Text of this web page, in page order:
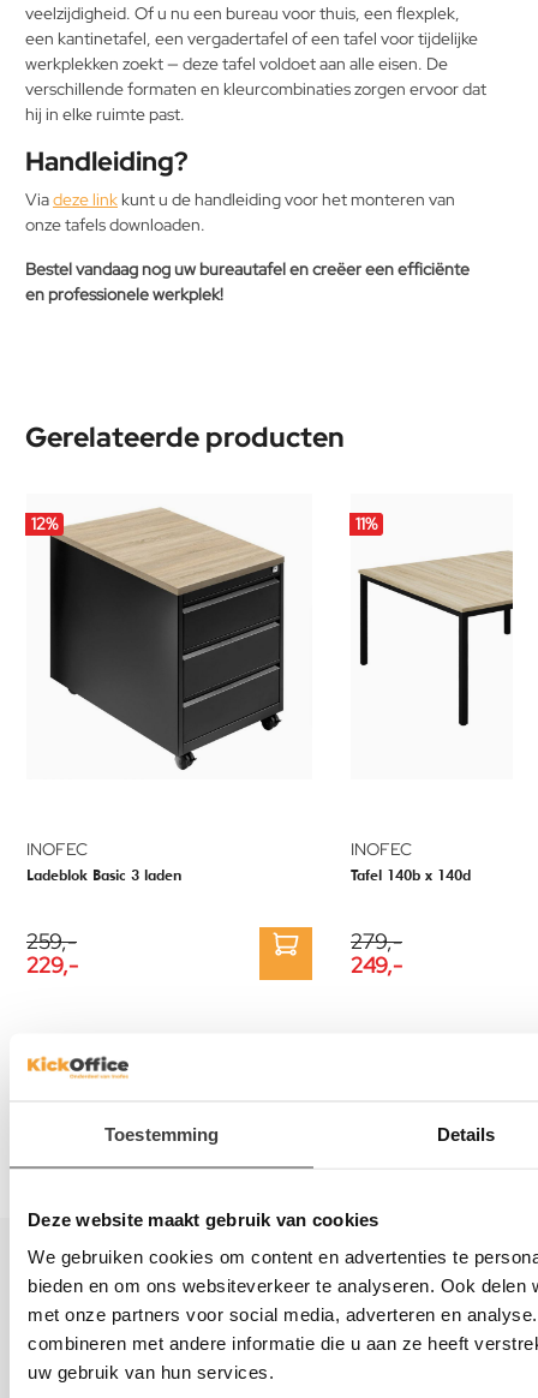
Toestemming Details
Deze website maakt gebruik van cookies
We gebruiken cookies om content en advertenties te
bieden en om ons websiteverkeer te analyseren. Ook
met onze partners voor social media, adverteren en
combineren met andere informatie die u aan ze heeft
uw gebruik van hun services.
veelzijdigheid. Of u nu een bureau voor thuis, een flexplek,
een kantinetafel, een vergadertafel of een tafel voor tijdelijke
werkplekken zoekt — deze tafel voldoet aan alle eisen. De
verschillende formaten en kleurcombinaties zorgen ervoor dat
hij in elke ruimte past.
Handleiding?
Viadeze linkkunt u de handleiding voor het monteren van
onze tafels downloaden.
Bestel vandaag nog uw bureautafel en creëer een efficiënte
en professionele werkplek!
Gerelateerde producten
12%
INOFEC
Ladeblok Basic 3 laden
259,-
229,-
11%
INOFEC
Tafel 140b x 140d
279,-
249,-
bezorging
excl. BTW
Informatie
Kasten